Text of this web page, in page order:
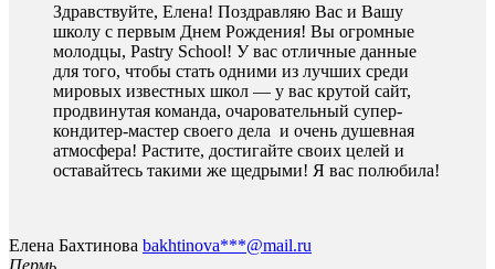
Здравствуйте, Елена! Поздравляю Вас и Вашу
школу с первым Днем Рождения! Вы огромные
молодцы, Pastry School! У вас отличные данные
для того, чтобы стать одними из лучших среди
мировых известных школ — у вас крутой сайт,
продвинутая команда, очаровательный супер-
кондитер-мастер своего дела и очень душевная
атмосфера! Растите, достигайте своих целей и
оставайтесь такими же щедрыми! Я вас полюбила!
Елена Бахтинова bakhtinova***@mail.ru
Пермь